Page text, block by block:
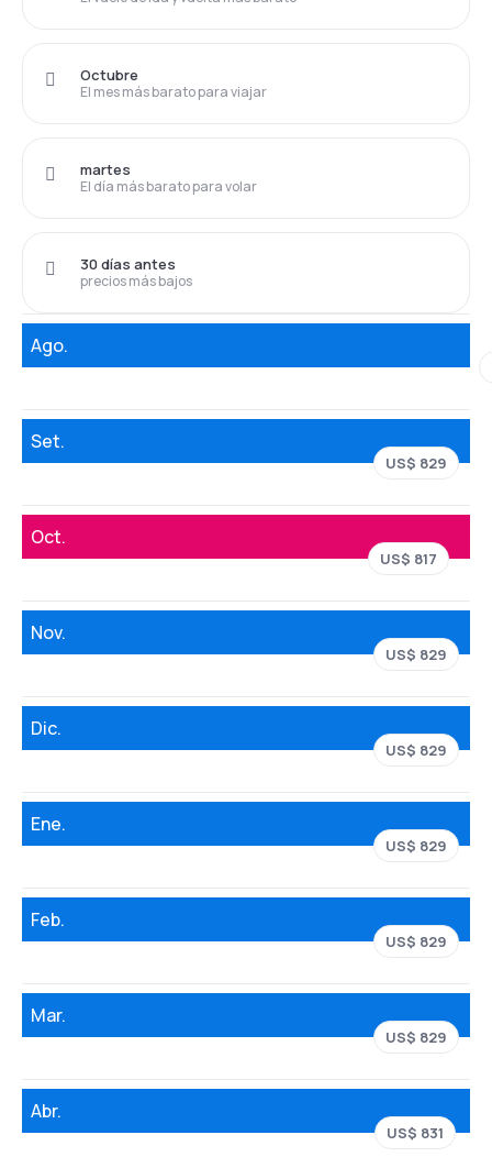
El mes más barato para viajar
Octubre
El día más barato para volar
martes
precios más bajos
30 días antes
Ago.
Set.
US$ 829
Oct.
US$ 817
Nov.
US$ 829
Dic.
US$ 829
Ene.
US$ 829
Feb.
US$ 829
Mar.
US$ 829
Abr.
US$ 831